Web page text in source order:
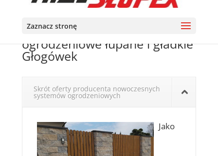
Zaznacz stronę
Ogrodzenia, bloczki, pustaki
ogrodzeniowe łupane i gładkie
Głogówek
Skrót oferty producenta nowoczesnych
systemów ogrodzeniowych
Jako